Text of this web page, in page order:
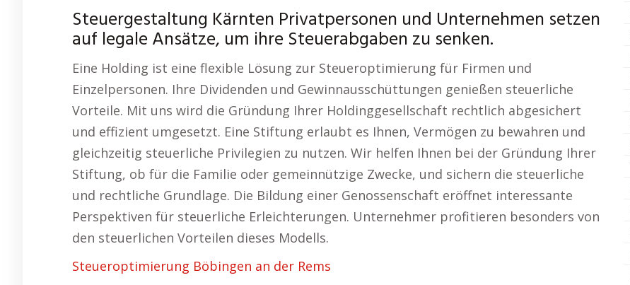
Steuergestaltung Kärnten Privatpersonen und Unternehmen setzen
auf legale Ansätze, um ihre Steuerabgaben zu senken.
Eine Holding ist eine flexible Lösung zur Steueroptimierung für Firmen und
Einzelpersonen. Ihre Dividenden und Gewinnausschüttungen genießen steuerliche
Vorteile. Mit uns wird die Gründung Ihrer Holdinggesellschaft rechtlich abgesichert
und effizient umgesetzt. Eine Stiftung erlaubt es Ihnen, Vermögen zu bewahren und
gleichzeitig steuerliche Privilegien zu nutzen. Wir helfen Ihnen bei der Gründung Ihrer
Stiftung, ob für die Familie oder gemeinnützige Zwecke, und sichern die steuerliche
und rechtliche Grundlage. Die Bildung einer Genossenschaft eröffnet interessante
Perspektiven für steuerliche Erleichterungen. Unternehmer profitieren besonders von
den steuerlichen Vorteilen dieses Modells.
Steueroptimierung Böbingen an der Rems